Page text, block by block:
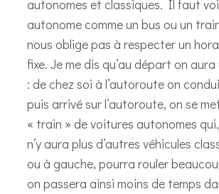
autonomes et classiques. Il faut
autonome comme un bus ou un
nous oblige pas à respecter un
fixe. Je me dis qu’au départ on
: de chez soi à l’autoroute on
puis arrivé sur l’autoroute, on se
« train » de voitures autonomes
n’y aura plus d’autres véhicules
ou à gauche, pourra rouler
on passera ainsi moins de temps